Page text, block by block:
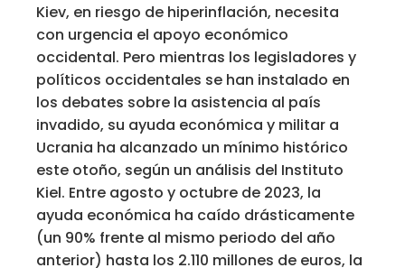
Kiev, en riesgo de hiperinflación, necesita
con urgencia el apoyo económico
occidental. Pero mientras los legisladores y
políticos occidentales se han instalado en
los debates sobre la asistencia al país
invadido, su ayuda económica y militar a
Ucrania ha alcanzado un mínimo histórico
este otoño, según un análisis del Instituto
Kiel. Entre agosto y octubre de 2023, la
ayuda económica ha caído drásticamente
(un 90% frente al mismo periodo del año
anterior) hasta los 2.110 millones de euros, la